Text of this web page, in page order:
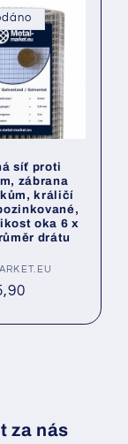
síť proti
zábrana
králičí
oka 6 x
drátu
za nás